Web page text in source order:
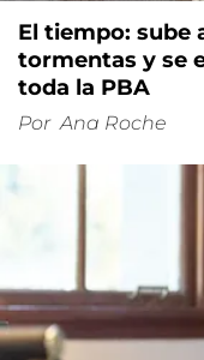
El tiempo: sube
tormentas y se
toda la PBA
Por Ana Roche